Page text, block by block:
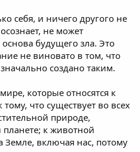
себя, и ничего другого не
не может
будущего зла. Это
не виновато в том, что
создано таким.
которые относятся к
что существует во всех
природе,
к животной
включая нас, потому